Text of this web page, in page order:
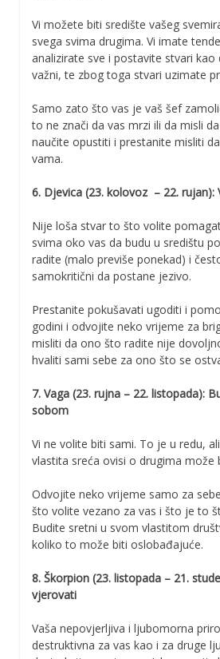
Vi možete biti središte vašeg
svega svima drugima. Vi imate
analizirate sve i postavite stvari kao
važni, te zbog toga stvari uzimate
Samo zato što vas je vaš šef
to ne znači da vas mrzi ili da misli
naučite opustiti i prestanite misliti
vama.
6. Djevica (23. kolovoz – 22. rujan):
Nije loša stvar to što volite
svima oko vas da budu u središtu
radite (malo previše ponekad) i
samokritični da postane jezivo.
Prestanite pokušavati ugoditi i
godini i odvojite neko vrijeme za
misliti da ono što radite nije
hvaliti sami sebe za ono što se
7. Vaga (23. rujna – 22. listopada):
sobom
Vi ne volite biti sami. To je u redu,
vlastita sreća ovisi o drugima može
Odvojite neko vrijeme samo za
što volite vezano za vas i što je to
Budite sretni u svom vlastitom
koliko to može biti oslobađajuće.
8. Škorpion (23. listopada – 21.
vjerovati
Vaša nepovjerljiva i ljubomorna
destruktivna za vas kao i za druge